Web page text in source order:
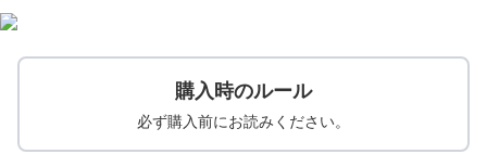
購入時のルール
必ず購入前にお読みください。